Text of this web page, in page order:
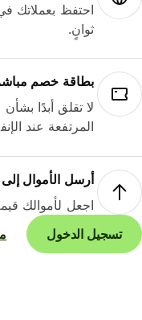
احتفظ بعملاتك في
ثوانٍ.
بطاقة خصم مباشر
لا تقلق أبدًا بشأن
المرتفعة عند
أرسل الأموال إلى
اجعل لأموالك
تسجيل الدخول